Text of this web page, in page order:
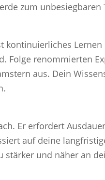
zum
Folge renommierten
aus. Dein
Er erfordert
auf deine
und näher an